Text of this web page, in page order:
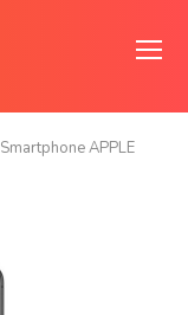
Smartphone APPLE